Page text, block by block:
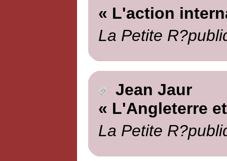
« L'action
La Petite
Jean Jaur
« L'Angleterre
La Petite